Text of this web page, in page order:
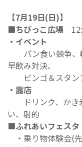
【7月19日(日)】
■ちびっこ広場
・イベント
パン食い競争、
早飲み対決、
ビンゴ＆スタン
・露店
ドリンク、かき
い、射的
■ふれあいフェスタ
・乗り物体験会(